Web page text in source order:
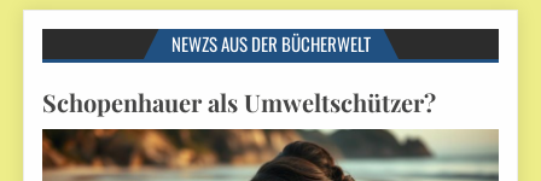
NEWZS AUS DER BÜCHERWELT
Schopenhauer als Umweltschützer?